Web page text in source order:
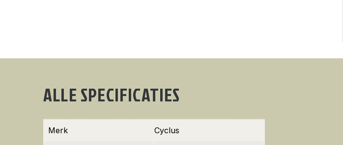
ALLE SPECIFICATIES
Merk Cyclus